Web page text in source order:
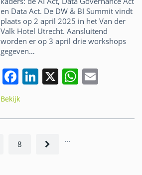
en Data Act. De DW & BI Summit vindt
plaats op 2 april 2025 in het Van der
Valk Hotel Utrecht. Aansluitend
worden er op 3 april drie workshops
gegeven…
F
a
c
e
b
Li
e
dI
X W
s l
Bekijk
...
8